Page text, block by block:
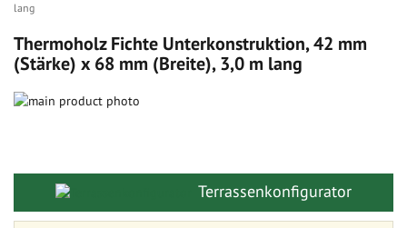
lang
Thermoholz Fichte Unterkonstruktion, 42 mm
(Stärke) x 68 mm (Breite), 3,0 m lang
Zum
springen
Bildergalerie
springen
Terrassenkonfigurator